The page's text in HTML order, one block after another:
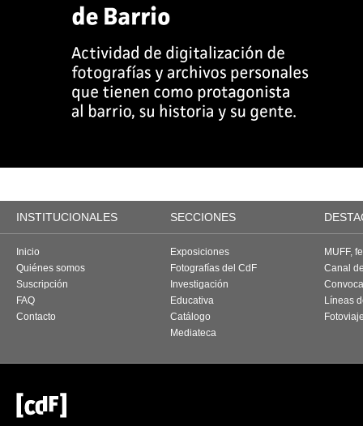
INSTITUCIONALES SECCIONES
Inicio
Quiénes somos
Suscripción
FAQ
Contacto
Exposiciones
Fotografías del CdF
Investigación
Educativa
Catálogo
Mediateca
MUFF,
Canal
Líneas